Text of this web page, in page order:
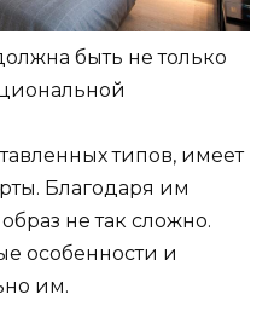
быть не только
типов, имеет
Благодаря им
не так сложно.
особенности и
им.